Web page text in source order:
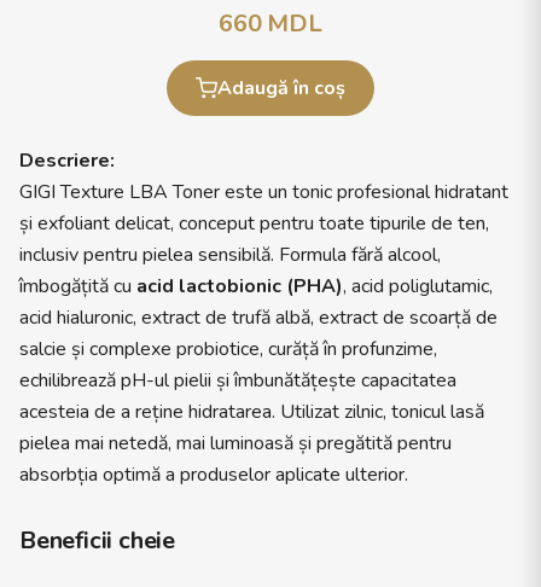
660MDL
Adaugă în coș
Descriere:
GIGI Texture LBA Toner este un tonic profesional hidratant
și exfoliant delicat, conceput pentru toate tipurile de ten,
inclusiv pentru pielea sensibilă. Formula fără alcool,
îmbogățită cu acid lactobionic (PHA), acid poliglutamic,
acid hialuronic, extract de trufă albă, extract de scoarță de
salcie și complexe probiotice, curăță în profunzime,
echilibrează pH-ul pielii și îmbunătățește capacitatea
acesteia de a reține hidratarea. Utilizat zilnic, tonicul lasă
pielea mai netedă, mai luminoasă și pregătită pentru
absorbția optimă a produselor aplicate ulterior.
Beneficii cheie